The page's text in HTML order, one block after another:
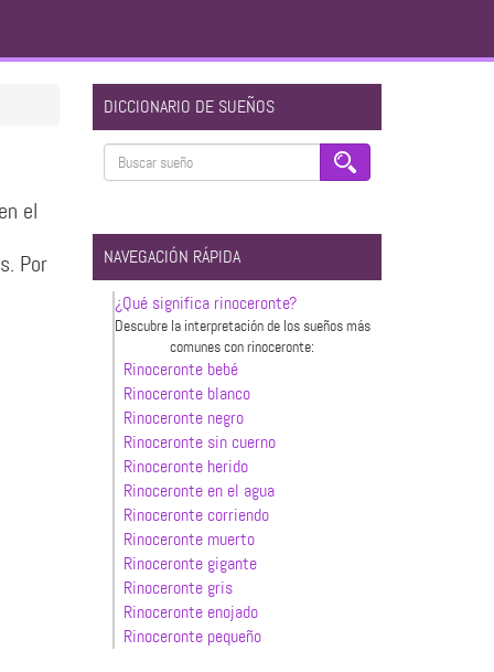
el
Por
DICCIONARIO DE SUEÑOS
NAVEGACIÓN RÁPIDA
¿Qué significa rinoceronte?
Descubre la interpretación de los sueños más
comunes con rinoceronte:
Rinoceronte bebé
Rinoceronte blanco
Rinoceronte negro
Rinoceronte sin cuerno
Rinoceronte herido
Rinoceronte en el agua
Rinoceronte corriendo
Rinoceronte muerto
Rinoceronte gigante
Rinoceronte gris
Rinoceronte enojado
Rinoceronte pequeño